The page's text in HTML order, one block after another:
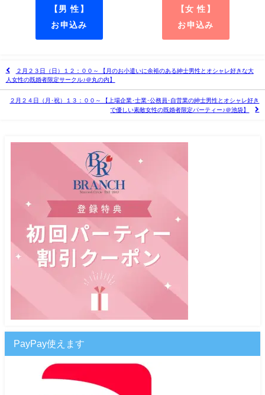
【男 性】
お申込み
【女 性】
お申込み
２月２３日（日）１２：００～ 【月のお小遣いに余裕のある紳士男性とオシャレ好きな大
人女性の既婚者限定サークル♪＠丸の内】
２月２４日（月･祝）１３：００～ 【上場企業･士業･公務員･自営業の紳士男性とオシャレ好き
で優しい素敵女性の既婚者限定パーティー♪＠池袋】
PayPay使えます